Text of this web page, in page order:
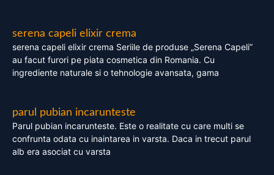
serena capeli elixir crema
serena capeli elixir crema Seriile de produse „Serena Capeli”
au facut furori pe piata cosmetica din Romania. Cu
ingrediente naturale si o tehnologie avansata, gama
parul pubian incarunteste
Parul pubian incarunteste. Este o realitate cu care multi se
confrunta odata cu inaintarea in varsta. Daca in trecut parul
alb era asociat cu varsta